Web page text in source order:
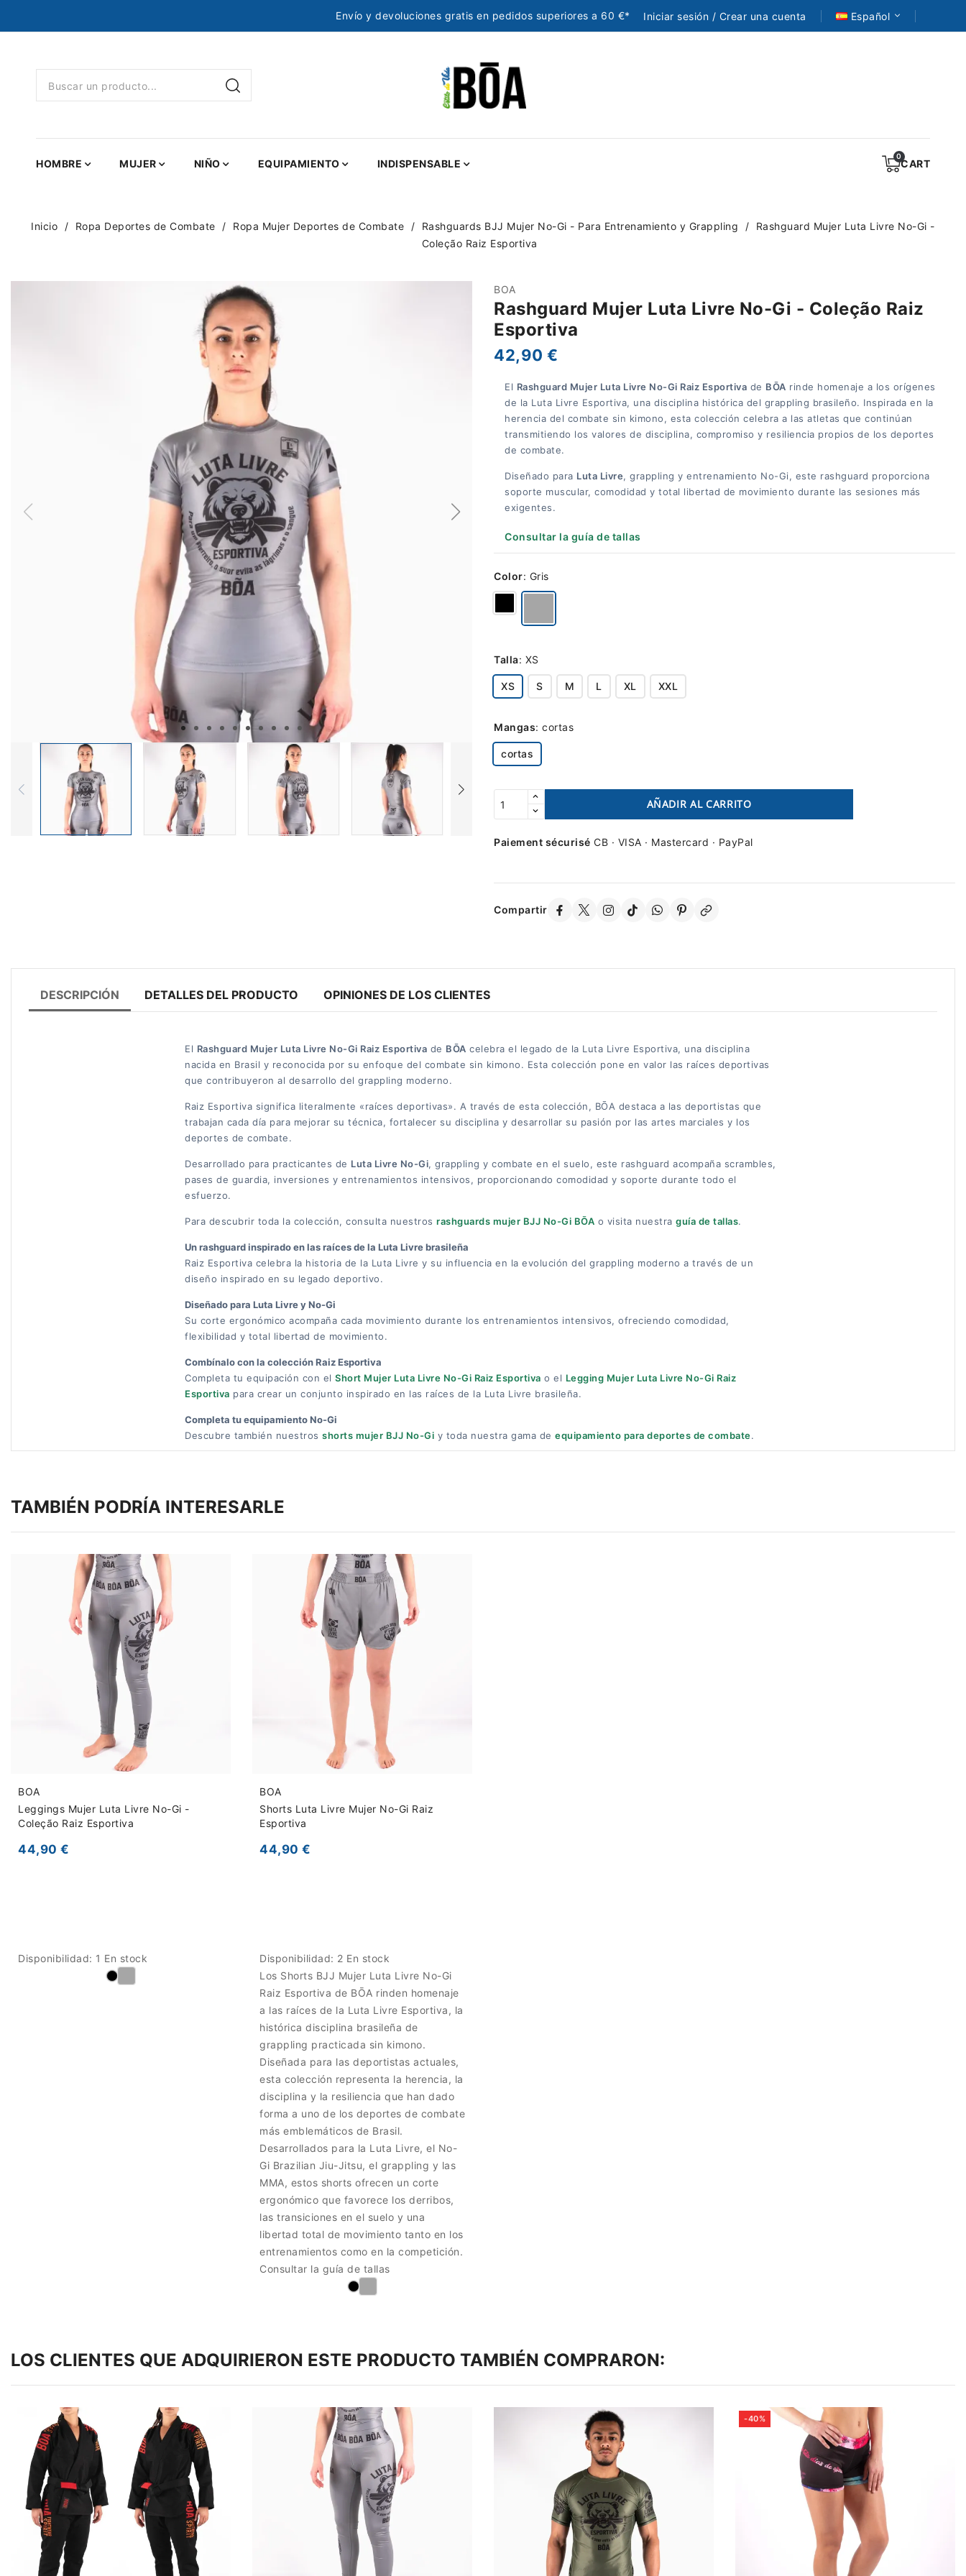
Envío y devoluciones gratis en pedidos superiores a 60 €* Iniciar sesión / Crear una cuenta Español
HOMBRE MUJER NIÑO EQUIPAMIENTO INDISPENSABLE CART
Inicio Ropa Deportes de Combate Ropa Mujer Deportes de Combate Rashguards BJJ Mujer No-Gi - Para Entrenamiento y Grappling
Rashguard Mujer Luta Livre No-Gi -
Coleção Raiz Esportiva
BOA
Rashguard Mujer Luta Livre No-Gi - Coleção Raiz
Esportiva
42,90 €
El Rashguard Mujer Luta Livre No-Gi Raiz Esportiva de BŌA rinde homenaje a los orígenes
de la Luta Livre Esportiva, una disciplina histórica del grappling brasileño. Inspirada en la
herencia del combate sin kimono, esta colección celebra a las atletas que continúan
transmitiendo los valores de disciplina, compromiso y resiliencia propios de los deportes
de combate.
Diseñado para Luta Livre, grappling y entrenamiento No-Gi, este rashguard proporciona
soporte muscular, comodidad y total libertad de movimiento durante las sesiones más
exigentes.
Consultar la guía de tallas
Color: Gris
Talla: XS
XS S M L XL XXL
Mangas: cortas
cortas
AÑADIR AL CARRITO
Paiement sécurisé CB · VISA · Mastercard · PayPal
Compartir
DESCRIPCIÓN DETALLES DEL PRODUCTO OPINIONES DE LOS CLIENTES
El Rashguard Mujer Luta Livre No-Gi Raiz Esportiva de BŌA celebra el legado de la Luta Livre Esportiva, una disciplina
nacida en Brasil y reconocida por su enfoque del combate sin kimono. Esta colección pone en valor las raíces deportivas
que contribuyeron al desarrollo del grappling moderno.
Raiz Esportiva significa literalmente «raíces deportivas». A través de esta colección, BŌA destaca a las deportistas que
trabajan cada día para mejorar su técnica, fortalecer su disciplina y desarrollar su pasión por las artes marciales y los
deportes de combate.
Desarrollado para practicantes de Luta Livre No-Gi, grappling y combate en el suelo, este rashguard acompaña scrambles,
pases de guardia, inversiones y entrenamientos intensivos, proporcionando comodidad y soporte durante todo el
esfuerzo.
Para descubrir toda la colección, consulta nuestros rashguards mujer BJJ No-Gi BŌA o visita nuestra guía de tallas.
Un rashguard inspirado en las raíces de la Luta Livre brasileña
Raiz Esportiva celebra la historia de la Luta Livre y su influencia en la evolución del grappling moderno a través de un
diseño inspirado en su legado deportivo.
Diseñado para Luta Livre y No-Gi
Su corte ergonómico acompaña cada movimiento durante los entrenamientos intensivos, ofreciendo comodidad,
flexibilidad y total libertad de movimiento.
Combínalo con la colección Raiz Esportiva
Completa tu equipación con el Short Mujer Luta Livre No-Gi Raiz Esportiva o el Legging Mujer Luta Livre No-Gi Raiz
Esportiva para crear un conjunto inspirado en las raíces de la Luta Livre brasileña.
Completa tu equipamiento No-Gi
Descubre también nuestros shorts mujer BJJ No-Gi y toda nuestra gama de equipamiento para deportes de combate.
TAMBIÉN PODRÍA INTERESARLE
BOA
Leggings Mujer Luta Livre No-Gi -
Coleção Raiz Esportiva
44,90 €
Disponibilidad: 1 En stock
BOA
Shorts Luta Livre Mujer No-Gi Raiz
Esportiva
44,90 €
Disponibilidad: 2 En stock
Los Shorts BJJ Mujer Luta Livre No-Gi
Raiz Esportiva de BŌA rinden homenaje
a las raíces de la Luta Livre Esportiva, la
histórica disciplina brasileña de
grappling practicada sin kimono.
Diseñada para las deportistas actuales,
esta colección representa la herencia, la
disciplina y la resiliencia que han dado
forma a uno de los deportes de combate
más emblemáticos de Brasil.
Desarrollados para la Luta Livre, el No-
Gi Brazilian Jiu-Jitsu, el grappling y las
MMA, estos shorts ofrecen un corte
ergonómico que favorece los derribos,
las transiciones en el suelo y una
libertad total de movimiento tanto en los
entrenamientos como en la competición.
Consultar la guía de tallas
LOS CLIENTES QUE ADQUIRIERON ESTE PRODUCTO TAMBIÉN COMPRARON:
-40%